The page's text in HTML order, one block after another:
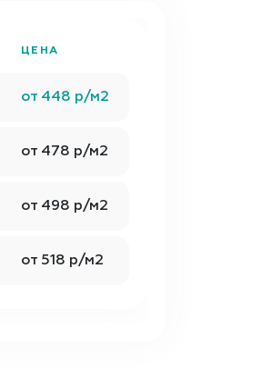
ЦЕНА
от 448 р/м2
от 478 р/м2
от 498 р/м2
от 518 р/м2